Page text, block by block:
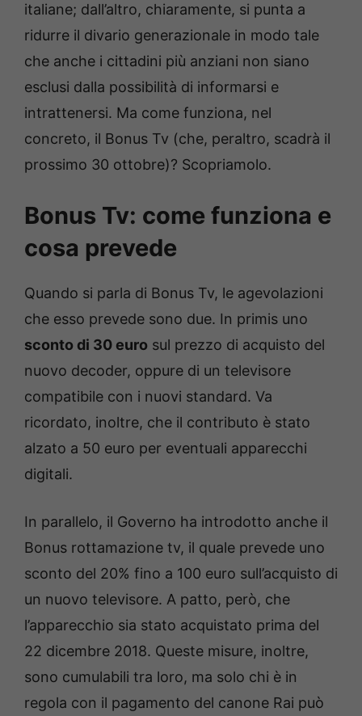
italiane; dall’altro, chiaramente, si punta a
ridurre il divario generazionale in modo tale
che anche i cittadini più anziani non siano
esclusi dalla possibilità di informarsi e
intrattenersi. Ma come funziona, nel
concreto, il Bonus Tv (che, peraltro, scadrà il
prossimo 30 ottobre)? Scopriamolo.
Bonus Tv: come funziona e
cosa prevede
Quando si parla di Bonus Tv, le agevolazioni
che esso prevede sono due. In primis uno
sconto di 30 euro sul prezzo di acquisto del
nuovo decoder, oppure di un televisore
compatibile con i nuovi standard. Va
ricordato, inoltre, che il contributo è stato
alzato a 50 euro per eventuali apparecchi
digitali.
In parallelo, il Governo ha introdotto anche il
Bonus rottamazione tv, il quale prevede uno
sconto del 20% fino a 100 euro sull’acquisto di
un nuovo televisore. A patto, però, che
l’apparecchio sia stato acquistato prima del
22 dicembre 2018. Queste misure, inoltre,
sono cumulabili tra loro, ma solo chi è in
regola con il pagamento del canone Rai può